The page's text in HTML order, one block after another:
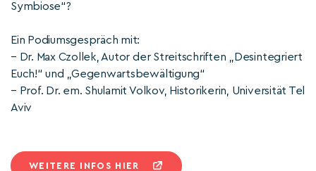
Symbiose“?
Ein Podiumsgespräch mit:
– Dr. Max Czollek, Autor der Streitschriften „Desintegriert
Euch!“ und „Gegenwartsbewältigung“
– Prof. Dr. em. Shulamit Volkov, Historikerin, Universität Tel
Aviv
WEITERE INFOS HIER